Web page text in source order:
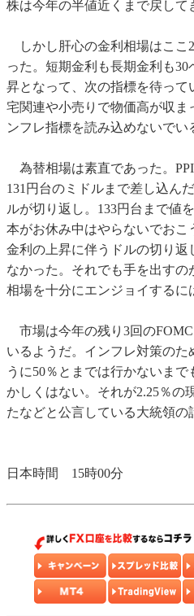
株は今年の半値近くまで戻して
しかし肝心の金利相場はここ
った。短期金利も長期金利も
昇となって、次の指標を待っ
宅関連や小売りで物価高が収ま
ンフレ指標を読み込めないでい
為替相場は素直であった。
131円台のミドルまで差し込ん
ルが切り返し。133円台まで値
本がお休み中はやらないでお
金利の上昇に伴うドルの切り
なかった。それでも手を出す
相場を十分にエンジョイするに
市場は今年の残り3回の
いるようだ。インフレ対策のた
うに50％とまでは行かないま
かしくはない。それが2.25％の
たなどと公言している大統領の
日本時間 15時00分